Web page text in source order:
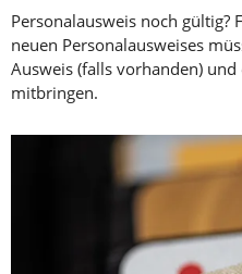
Personalausweis noch gültig?
neuen Personalausweises
Ausweis (falls vorhanden)
mitbringen.